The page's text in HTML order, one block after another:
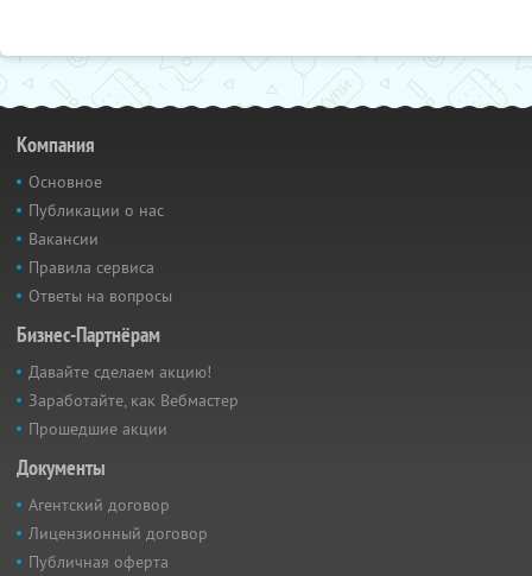
Компания
Основное
Публикации о нас
Вакансии
Правила сервиса
Ответы на вопросы
Бизнес-Партнёрам
Давайте сделаем акцию!
Заработайте, как Вебмастер
Прошедшие акции
Документы
Агентский договор
Лицензионный договор
Публичная оферта